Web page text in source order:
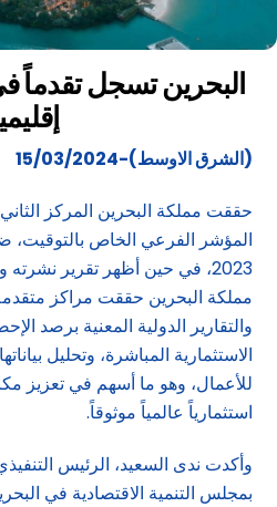
البحرين تسجل تقدماً
(الشرق الاوسط)-15/03/2024
حققت مملكة البحرين المركز
المؤشر الفرعي الخاص بالتوقيت،
2023، في حين أظهر تقرير نشرته
مملكة البحرين حققت مراكز
والتقارير الدولية المعنية برصد
الاستثمارية المباشرة، وتحليل
للأعمال، وهو ما أسهم في تعزيز
استثمارياً عالمياً موثوقاً.
وأكدت ندى السعيد، الرئيس
بمجلس التنمية الاقتصادية في